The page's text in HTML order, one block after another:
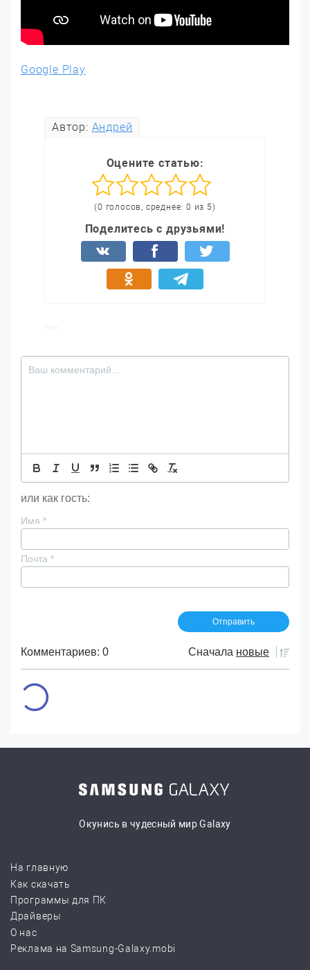
Google Play
Автор: Андрей
Оцените статью:
(0 голосов, среднее: 0 из 5)
Поделитесь с друзьями!
или как гость:
Имя *
Почта *
Комментариев: 0 Сначала новые
Окунись в чудесный мир Galaxy
На главную
Как скачать
Программы для ПК
Драйверы
О нас
Реклама на Samsung-Galaxy.mobi